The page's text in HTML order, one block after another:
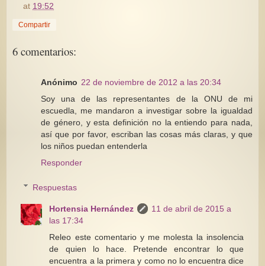
at 19:52
Compartir
6 comentarios:
Anónimo 22 de noviembre de 2012 a las 20:34
Soy una de las representantes de la ONU de mi
escuedla, me mandaron a investigar sobre la igualdad
de género, y esta definición no la entiendo para nada,
así que por favor, escriban las cosas más claras, y que
los niños puedan entenderla
Responder
Respuestas
Hortensia Hernández
11 de abril de 2015 a
las 17:34
Releo este comentario y me molesta la insolencia
de quien lo hace. Pretende encontrar lo que
encuentra a la primera y como no lo encuentra dice